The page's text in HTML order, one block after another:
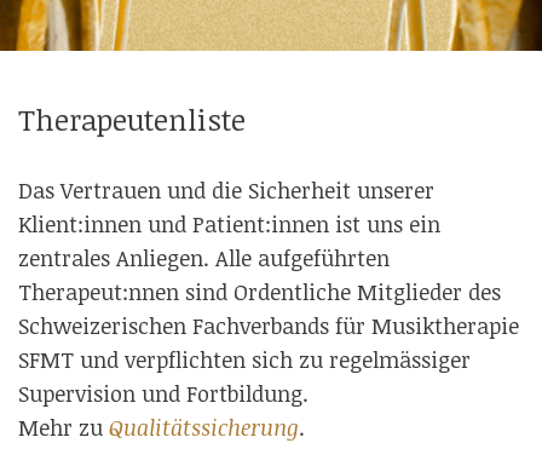
Therapeutenliste
Das Vertrauen und die Sicherheit unserer
Klient:innen und Patient:innen ist uns ein
zentrales Anliegen. Alle aufgeführten
Therapeut:nnen sind Ordentliche Mitglieder des
Schweizerischen Fachverbands für Musiktherapie
SFMT und verpflichten sich zu regelmässiger
Supervision und Fortbildung.
Mehr zu Qualitätssicherung.